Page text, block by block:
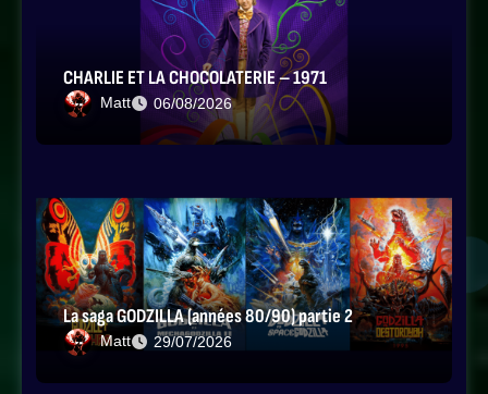
CHARLIE ET LA CHOCOLATERIE – 1971
Matt 06/08/2026
La saga GODZILLA (années 80/90) partie 2
Matt 29/07/2026